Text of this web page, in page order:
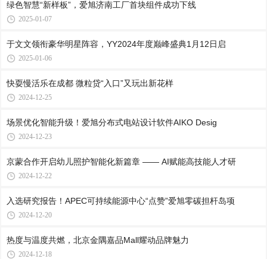
绿色智慧“新样板”，爱旭济南工厂首块组件成功下线
2025-01-07
于文文领衔豪华明星阵容，YY2024年度巅峰盛典1月12日启
2025-01-06
快耍慢活乐在成都 微粒贷“入口”又玩出新花样
2024-12-25
场景优化智能升级！爱旭分布式电站设计软件AIKO Desig
2024-12-23
京蒙合作开启幼儿照护智能化新篇章 —— AI赋能高技能人才研
2024-12-22
入选研究报告！APEC可持续能源中心“点赞”爱旭零碳担杆岛项
2024-12-20
热度与温度共燃，北京金隅嘉品Mall耀动品牌魅力
2024-12-18